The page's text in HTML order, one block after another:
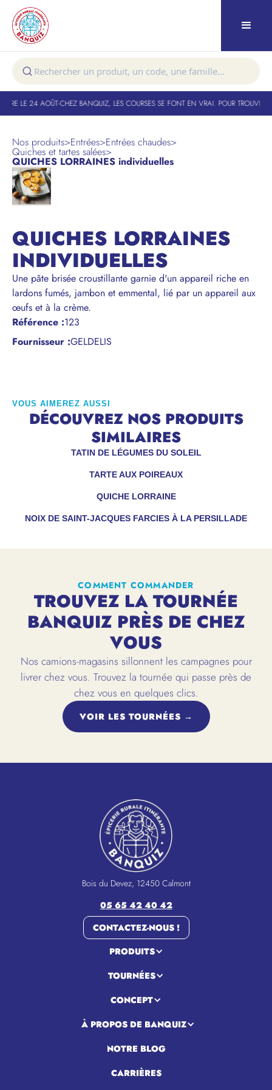
LE 24 AOÛT-CHEZ BANQUIZ, LES COURSES SE FONT EN VRAI. POUR TROUVER
Nos produits>Entrées>Entrées chaudes>
Quiches et tartes salées>
QUICHES LORRAINES individuelles
QUICHES LORRAINES
INDIVIDUELLES
Une pâte brisée croustillante garnie d'un appareil riche en
lardons fumés, jambon et emmental, lié par un appareil aux
œufs et à la crème.
Référence :123
Fournisseur :GELDELIS
VOUS AIMEREZ AUSSI
DÉCOUVREZ NOS PRODUITS
SIMILAIRES
NOIX DE SAINT-JACQUES FARCIES À LA PERSILLADE
TATIN DE LÉGUMES DU SOLEIL
TARTE AUX POIREAUX
QUICHE LORRAINE
COMMENT COMMANDER
TROUVEZ LA TOURNÉE
BANQUIZ PRÈS DE CHEZ
VOUS
Nos camions-magasins sillonnent les campagnes pour
livrer chez vous. Trouvez la tournée qui passe près de
chez vous en quelques clics.
VOIR LES TOURNÉES →
Bois du Devez, 12450 Calmont
05 65 42 40 42
CONTACTEZ-NOUS !
PRODUITS
TOURNÉES
CONCEPT
À PROPOS DE BANQUIZ
NOTRE BLOG
CARRIÈRES